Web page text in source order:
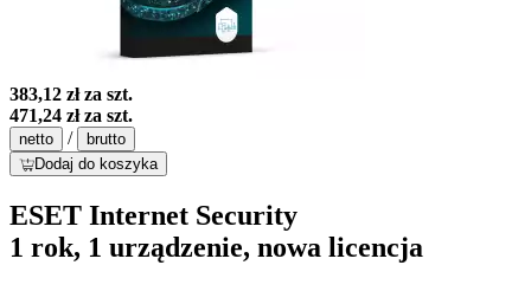
383,12 złza szt.
471,24 złza szt.
netto /
brutto
Dodaj do koszyka
ESET Internet Security
1 rok, 1 urządzenie, nowa licencja